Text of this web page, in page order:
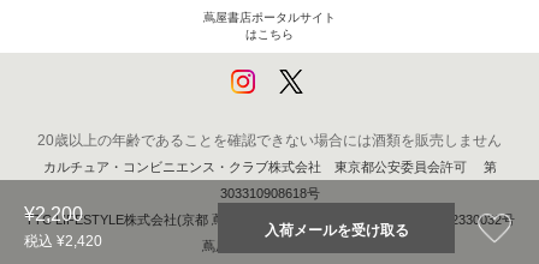
¥2,200
税込 ¥2,420
蔦屋書店ポータルサイト
はこちら
20歳以上の年齢であることを確認できない場合には酒類を販売しません
カルチュア・コンビニエンス・クラブ株式会社 東京都公安委員会許可 第
303310908618号
TTC LIFESTYLE株式会社(京都 蔦屋書店) 京都府公安委員会 第611262330032号
蔦屋書店オンラインストア